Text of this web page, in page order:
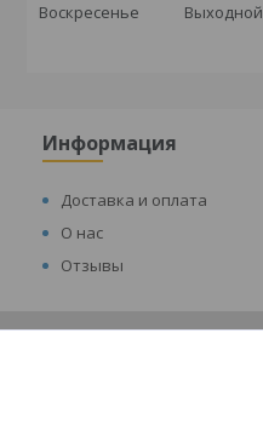
Воскресенье
Выходной
Информация
Доставка и оплата
О нас
Отзывы